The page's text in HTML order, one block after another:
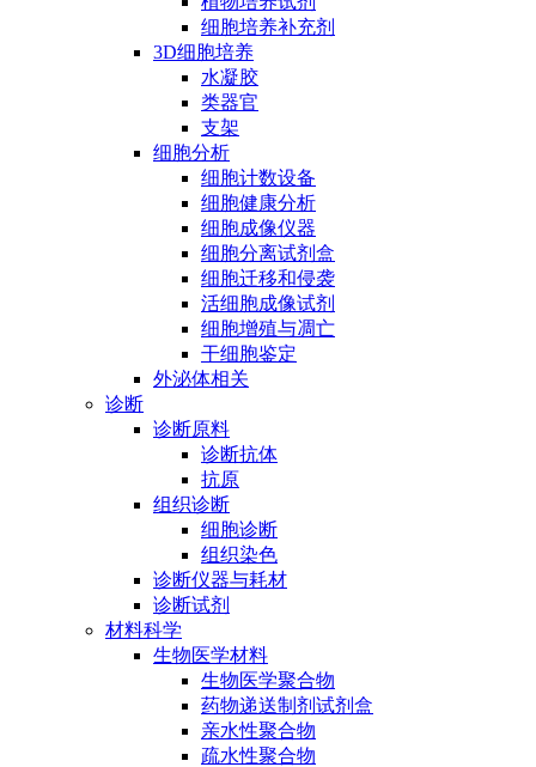
细胞培养补充剂
3D细胞培养
水凝胶
类器官
支架
细胞分析
细胞计数设备
细胞健康分析
细胞成像仪器
细胞分离试剂盒
细胞迁移和侵袭
活细胞成像试剂
细胞增殖与凋亡
干细胞鉴定
外泌体相关
诊断
诊断原料
诊断抗体
抗原
组织诊断
细胞诊断
组织染色
诊断仪器与耗材
诊断试剂
材料科学
生物医学材料
生物医学聚合物
药物递送制剂试剂盒
亲水性聚合物
疏水性聚合物